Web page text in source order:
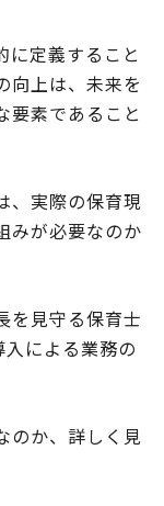
に定義すること
向上は、未来を
要素であること
、実際の保育現
みが必要なのか
を見守る保育士
による業務の
のか、詳しく見